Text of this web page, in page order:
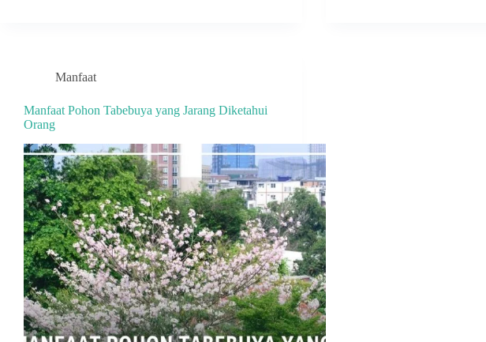
Manfaat
Manfaat Pohon Tabebuya yang Jarang Diketahui
Orang